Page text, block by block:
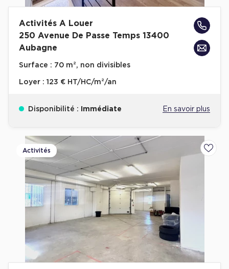
Activités A Louer
250 Avenue De Passe Temps 13400
Aubagne
Surface : 70 m², non divisibles
Loyer : 123 € HT/HC/m²/an
Disponibilité : Immédiate En savoir plus
Activités